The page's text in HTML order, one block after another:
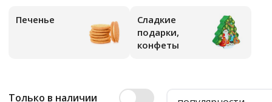
Печенье
Сладкие
подарки,
конфеты
Только в наличии